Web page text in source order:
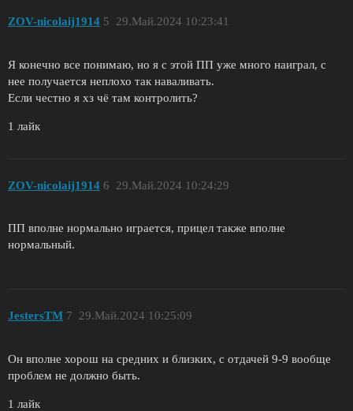
ZОV-nicolaij1914 29.Май.2024 10:23:41
5
Я конечно все понимаю, но я с этой ПП уже много наиграл, с
нее получается неплохо так наваливать.
Если честно я хз чё там контролить?
1 лайк
ZОV-nicolaij1914 29.Май.2024 10:24:29
6
ПП вполне нормально играется, прицел также вполне
нормальный.
JestersTM 29.Май.2024 10:25:09
7
Он вполне хорош на средних и близких, с отдачей 9-9 вообще
проблем не должно быть.
1 лайк